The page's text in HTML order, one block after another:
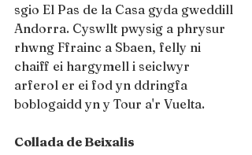
sgio El Pas de la Casa gyda gweddill
Andorra. Cyswllt pwysig a phrysur
rhwng Ffrainc a Sbaen, felly ni
chaiff ei hargymell i seiclwyr
arferol er ei fod yn ddringfa
boblogaidd yn y Tour a'r Vuelta.
Collada de Beixalis